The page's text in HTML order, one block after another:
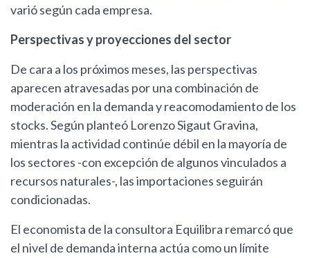
varió según cada empresa.
Perspectivas y proyecciones del sector
De cara a los próximos meses, las perspectivas
aparecen atravesadas por una combinación de
moderación en la demanda y reacomodamiento de los
stocks. Según planteó Lorenzo Sigaut Gravina,
mientras la actividad continúe débil en la mayoría de
los sectores -con excepción de algunos vinculados a
recursos naturales-, las importaciones seguirán
condicionadas.
El economista de la consultora Equilibra remarcó que
el nivel de demanda interna actúa como un límite